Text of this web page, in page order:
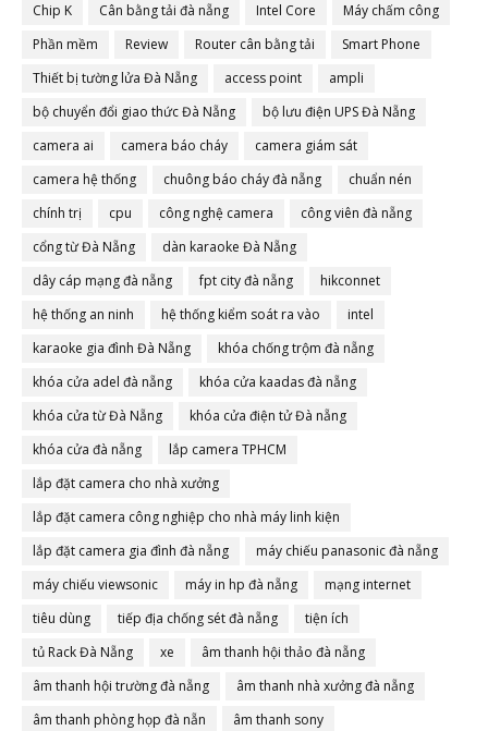
Chip K
Cân bằng tải đà nẵng Intel Core
Máy chấm công
Phần mềm
Review Router cân bằng tải
Smart Phone
Thiết bị tường lửa Đà Nẵng
access point
ampli
bộ chuyển đổi giao thức Đà Nẵng
bộ lưu điện UPS Đà Nẵng
camera ai
camera báo cháy
camera giám sát
camera hệ thống
chuông báo cháy đà nẵng
chuẩn nén
chính trị
cpu công nghệ camera
công viên đà nẵng
cổng từ Đà Nẵng
dàn karaoke Đà Nẵng
dây cáp mạng đà nẵng
fpt city đà nẵng
hikconnet
hệ thống an ninh
hệ thống kiểm soát ra vào
intel
karaoke gia đình Đà Nẵng
khóa chống trộm đà nẵng
khóa cửa adel đà nẵng
khóa cửa kaadas đà nẵng
khóa cửa từ Đà Nẵng
khóa cửa điện tử Đà nẵng
khóa cửa đà nẵng
lắp camera TPHCM
lắp đặt camera cho nhà xưởng
lắp đặt camera công nghiệp cho nhà máy linh kiện
lắp đặt camera gia đình đà nẵng
máy chiếu panasonic đà nẵng
máy chiếu viewsonic
máy in hp đà nẵng
mạng internet
tiêu dùng
tiếp địa chống sét đà nẵng
tiện ích
tủ Rack Đà Nẵng
xe
âm thanh hội thảo đà nẵng
âm thanh hội trường đà nẵng
âm thanh nhà xưởng đà nẵng
âm thanh phòng họp đà nẵn
âm thanh sony